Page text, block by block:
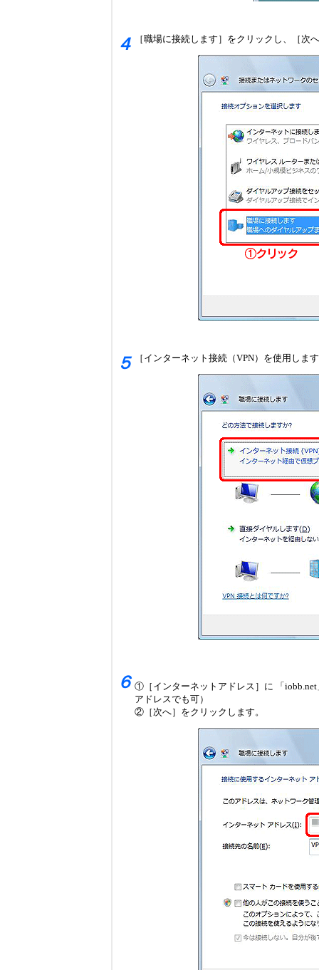
４ ［職場に接続します］をクリックし、［次
５ ［インターネット接続（VPN）を使用しま
６ ①［インターネットアドレス］に 「
アドレスでも可）
②［次へ］をクリックします。